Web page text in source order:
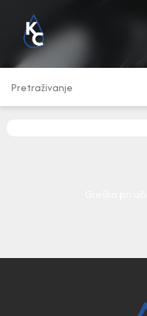
Pogledaj sve